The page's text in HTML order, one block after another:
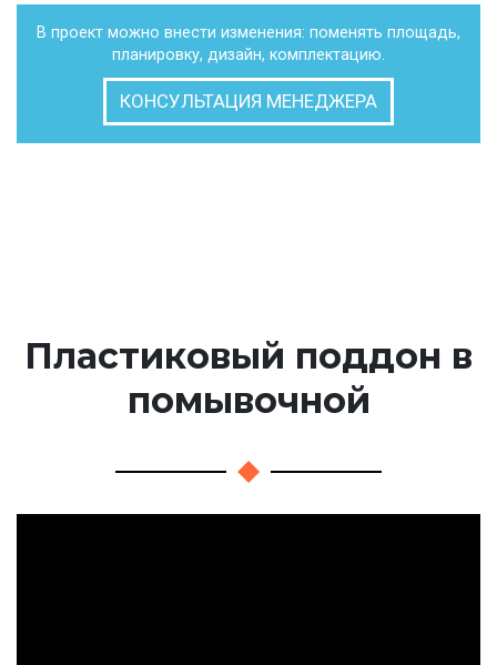
В проект можно внести изменения: поменять площадь,
планировку, дизайн, комплектацию.
КОНСУЛЬТАЦИЯ МЕНЕДЖЕРА
Пластиковый поддон в
помывочной